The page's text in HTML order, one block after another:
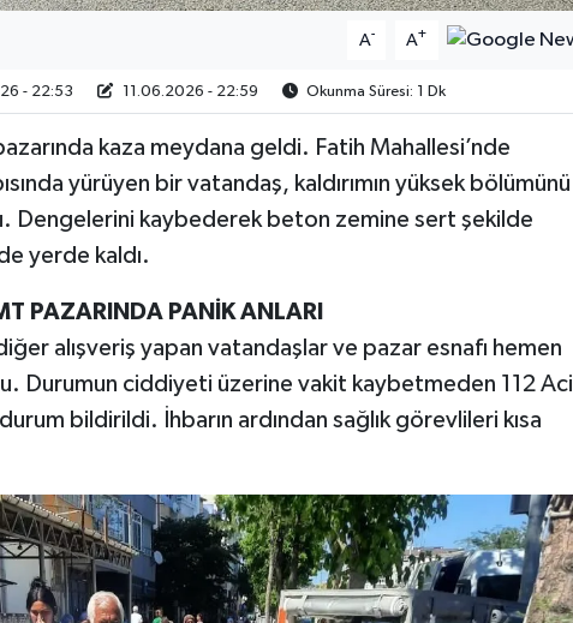
A- A+
- 22:53 11.06.2026 - 22:59 Okunma Süresi: 1 Dk
kaza meydana geldi. Fatih Mahallesi’nde
yürüyen bir vatandaş, kaldırımın yüksek bölümünü
Dengelerini kaybederek beton zemine sert şekilde
yerde kaldı.
PAZARINDA PANİK ANLARI
alışveriş yapan vatandaşlar ve pazar esnafı hemen
Durumun ciddiyeti üzerine vakit kaybetmeden 112 Acil
bildirildi. İhbarın ardından sağlık görevlileri kısa